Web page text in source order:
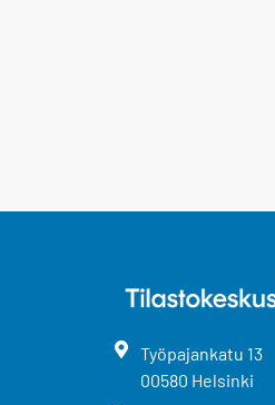
Työpajankatu 13
00580 Helsinki